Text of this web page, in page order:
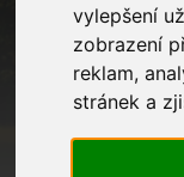
vylepšení
zobrazení
reklam,
stránek a